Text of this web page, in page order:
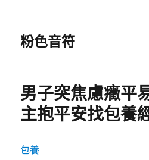
粉色音符
男子突焦慮癥平
主抱平安找包養
包養